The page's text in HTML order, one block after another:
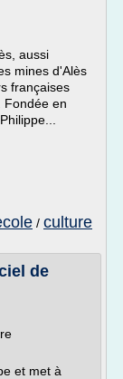
aussi
mines d'Alès
françaises
Fondée en
/ culture
de
et met à